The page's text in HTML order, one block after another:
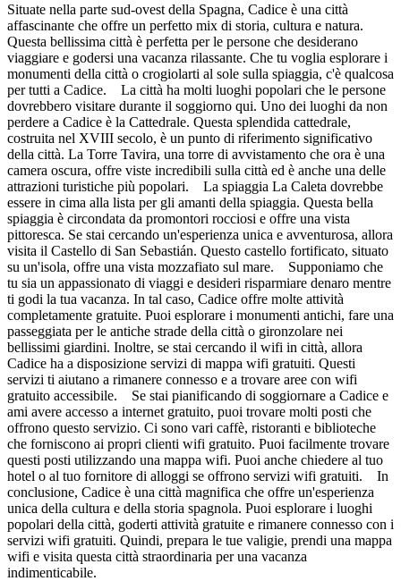
Situate nella parte sud-ovest della Spagna, Cadice è una città
affascinante che offre un perfetto mix di storia, cultura e natura.
Questa bellissima città è perfetta per le persone che desiderano
viaggiare e godersi una vacanza rilassante. Che tu voglia esplorare i
monumenti della città o crogiolarti al sole sulla spiaggia, c'è qualcosa
per tutti a Cadice. La città ha molti luoghi popolari che le persone
dovrebbero visitare durante il soggiorno qui. Uno dei luoghi da non
perdere a Cadice è la Cattedrale. Questa splendida cattedrale,
costruita nel XVIII secolo, è un punto di riferimento significativo
della città. La Torre Tavira, una torre di avvistamento che ora è una
camera oscura, offre viste incredibili sulla città ed è anche una delle
attrazioni turistiche più popolari. La spiaggia La Caleta dovrebbe
essere in cima alla lista per gli amanti della spiaggia. Questa bella
spiaggia è circondata da promontori rocciosi e offre una vista
pittoresca. Se stai cercando un'esperienza unica e avventurosa, allora
visita il Castello di San Sebastián. Questo castello fortificato, situato
su un'isola, offre una vista mozzafiato sul mare. Supponiamo che
tu sia un appassionato di viaggi e desideri risparmiare denaro mentre
ti godi la tua vacanza. In tal caso, Cadice offre molte attività
completamente gratuite. Puoi esplorare i monumenti antichi, fare una
passeggiata per le antiche strade della città o gironzolare nei
bellissimi giardini. Inoltre, se stai cercando il wifi in città, allora
Cadice ha a disposizione servizi di mappa wifi gratuiti. Questi
servizi ti aiutano a rimanere connesso e a trovare aree con wifi
gratuito accessibile. Se stai pianificando di soggiornare a Cadice e
ami avere accesso a internet gratuito, puoi trovare molti posti che
offrono questo servizio. Ci sono vari caffè, ristoranti e biblioteche
che forniscono ai propri clienti wifi gratuito. Puoi facilmente trovare
questi posti utilizzando una mappa wifi. Puoi anche chiedere al tuo
hotel o al tuo fornitore di alloggi se offrono servizi wifi gratuiti. In
conclusione, Cadice è una città magnifica che offre un'esperienza
unica della cultura e della storia spagnola. Puoi esplorare i luoghi
popolari della città, goderti attività gratuite e rimanere connesso con i
servizi wifi gratuiti. Quindi, prepara le tue valigie, prendi una mappa
wifi e visita questa città straordinaria per una vacanza
indimenticabile.